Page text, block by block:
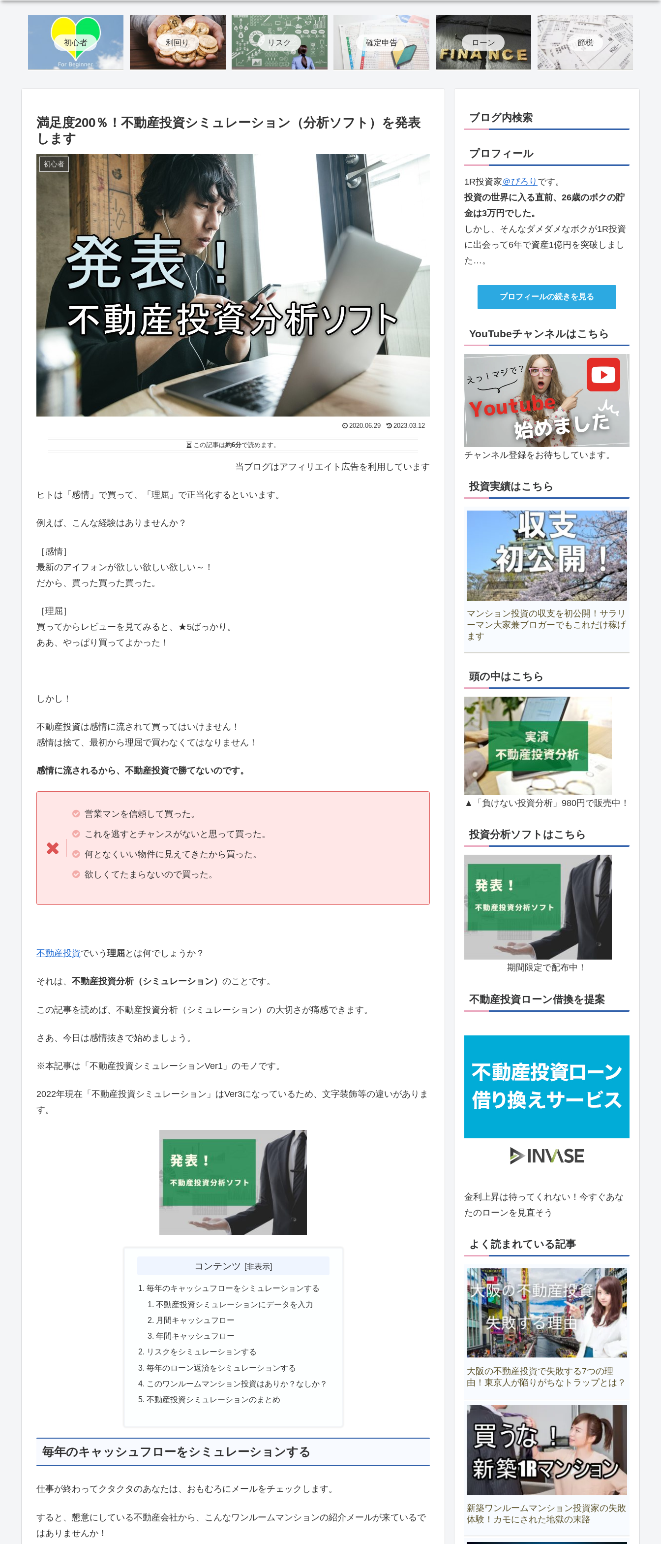
初心者 利回り リスク 確定申告 ローン 節税
満足度200％！不動産投資シミュレーション（分析ソフト）を発表
します
初心者
2020.06.29 2023.03.12
この記事は約6分で読めます。
当ブログはアフィリエイト広告を利用しています
ヒトは「感情」で買って、「理屈」で正当化するといいます。
例えば、こんな経験はありませんか？
［感情］
最新のアイフォンが欲しい欲しい欲しい～！
だから、買った買った買った。
［理屈］
買ってからレビューを見てみると、★5ばっかり。
ああ、やっぱり買ってよかった！
しかし！
不動産投資は感情に流されて買ってはいけません！
感情は捨て、最初から理屈で買わなくてはなりません！
感情に流されるから、不動産投資で勝てないのです。
営業マンを信頼して買った。
これを逃すとチャンスがないと思って買った。
何となくいい物件に見えてきたから買った。
欲しくてたまらないので買った。
不動産投資でいう 理屈とは何でしょうか？
それは、 不動産投資分析（シミュレーション） のことです。
この記事を読めば、不動産投資分析（シミュレーション）の大切さが痛感できます。
さあ、今日は感情抜きで始めましょう。
※本記事は「不動産投資シミュレーションVer1」のモノです。
2022年現在「不動産投資シミュレーション」はVer3になっているため、文字装飾等の違いがありま
す。
コンテンツ
毎年のキャッシュフローをシミュレーションする
不動産投資シミュレーションにデータを入力
月間キャッシュフロー
年間キャッシュフロー
リスクをシミュレーションする
毎年のローン返済をシミュレーションする
このワンルームマンション投資はありか？なしか？
不動産投資シミュレーションのまとめ
毎年のキャッシュフローをシミュレーションする
仕事が終わってクタクタのあなたは、おもむろにメールをチェックします。
すると、懇意にしている不動産会社から、こんなワンルームマンションの紹介メールが来ているで
はありませんか！
ブログ内検索
プロフィール
1R投資家＠ぴろり です。
投資の世界に入る直前、26歳のボクの貯
金は3万円でした。
しかし、そんなダメダメなボクが1R投資
に出会って6年で資産1億円を突破しまし
た…。
プロフィールの続きを見る
YouTubeチャンネルはこちら
チャンネル登録をお待ちしています。
投資実績はこちら
マンション投資の収支を初公開！サラリ
ーマン大家兼ブロガーでもこれだけ稼げ
ます
頭の中はこちら
▲「負けない投資分析」980円で販売中！
投資分析ソフトはこちら
期間限定で配布中！
不動産投資ローン借換を提案
金利上昇は待ってくれない！今すぐあな
たのローンを見直そう
よく読まれている記事
大阪の不動産投資で失敗する7つの理
由！東京人が陥りがちなトラップとは？
新築ワンルームマンション投資家の失敗
体験！カモにされた地獄の末路